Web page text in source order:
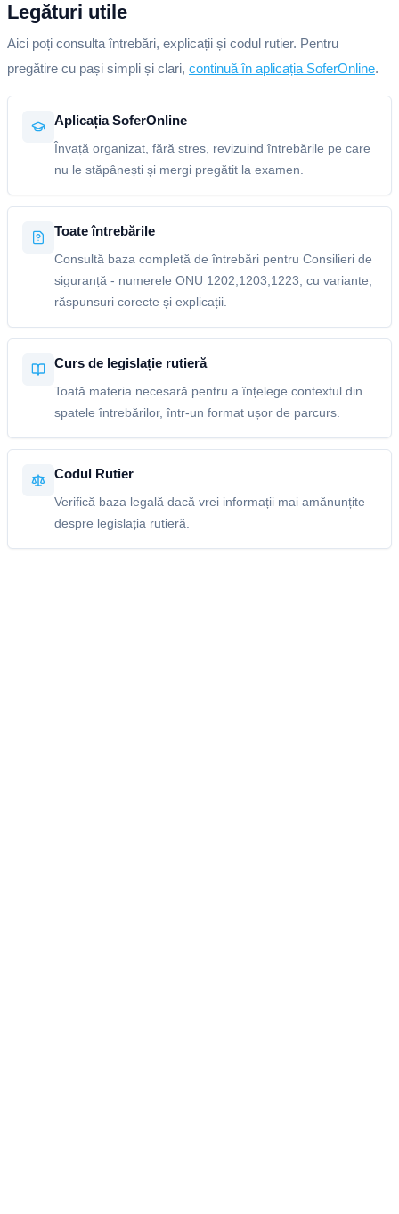
Legături utile
Aici poți consulta întrebări, explicații și codul rutier. Pentru
pregătire cu pași simpli și clari, continuă în aplicația SoferOnline.
Aplicația SoferOnline
Învață organizat, fără stres, revizuind întrebările pe care
nu le stăpânești și mergi pregătit la examen.
Toate întrebările
Consultă baza completă de întrebări pentru Consilieri de
siguranță - numerele ONU 1202,1203,1223, cu variante,
răspunsuri corecte și explicații.
Curs de legislație rutieră
Toată materia necesară pentru a înțelege contextul din
spatele întrebărilor, într-un format ușor de parcurs.
Codul Rutier
Verifică baza legală dacă vrei informații mai amănunțite
despre legislația rutieră.